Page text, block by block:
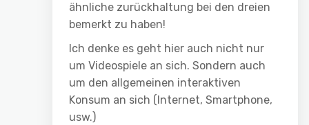
ähnliche zurückhaltung bei den dreien
bemerkt zu haben!
Ich denke es geht hier auch nicht nur
um Videospiele an sich. Sondern auch
um den allgemeinen interaktiven
Konsum an sich (Internet, Smartphone,
usw.)